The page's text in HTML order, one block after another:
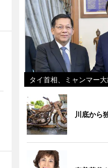
タイ首相、ミャンマー
川底から